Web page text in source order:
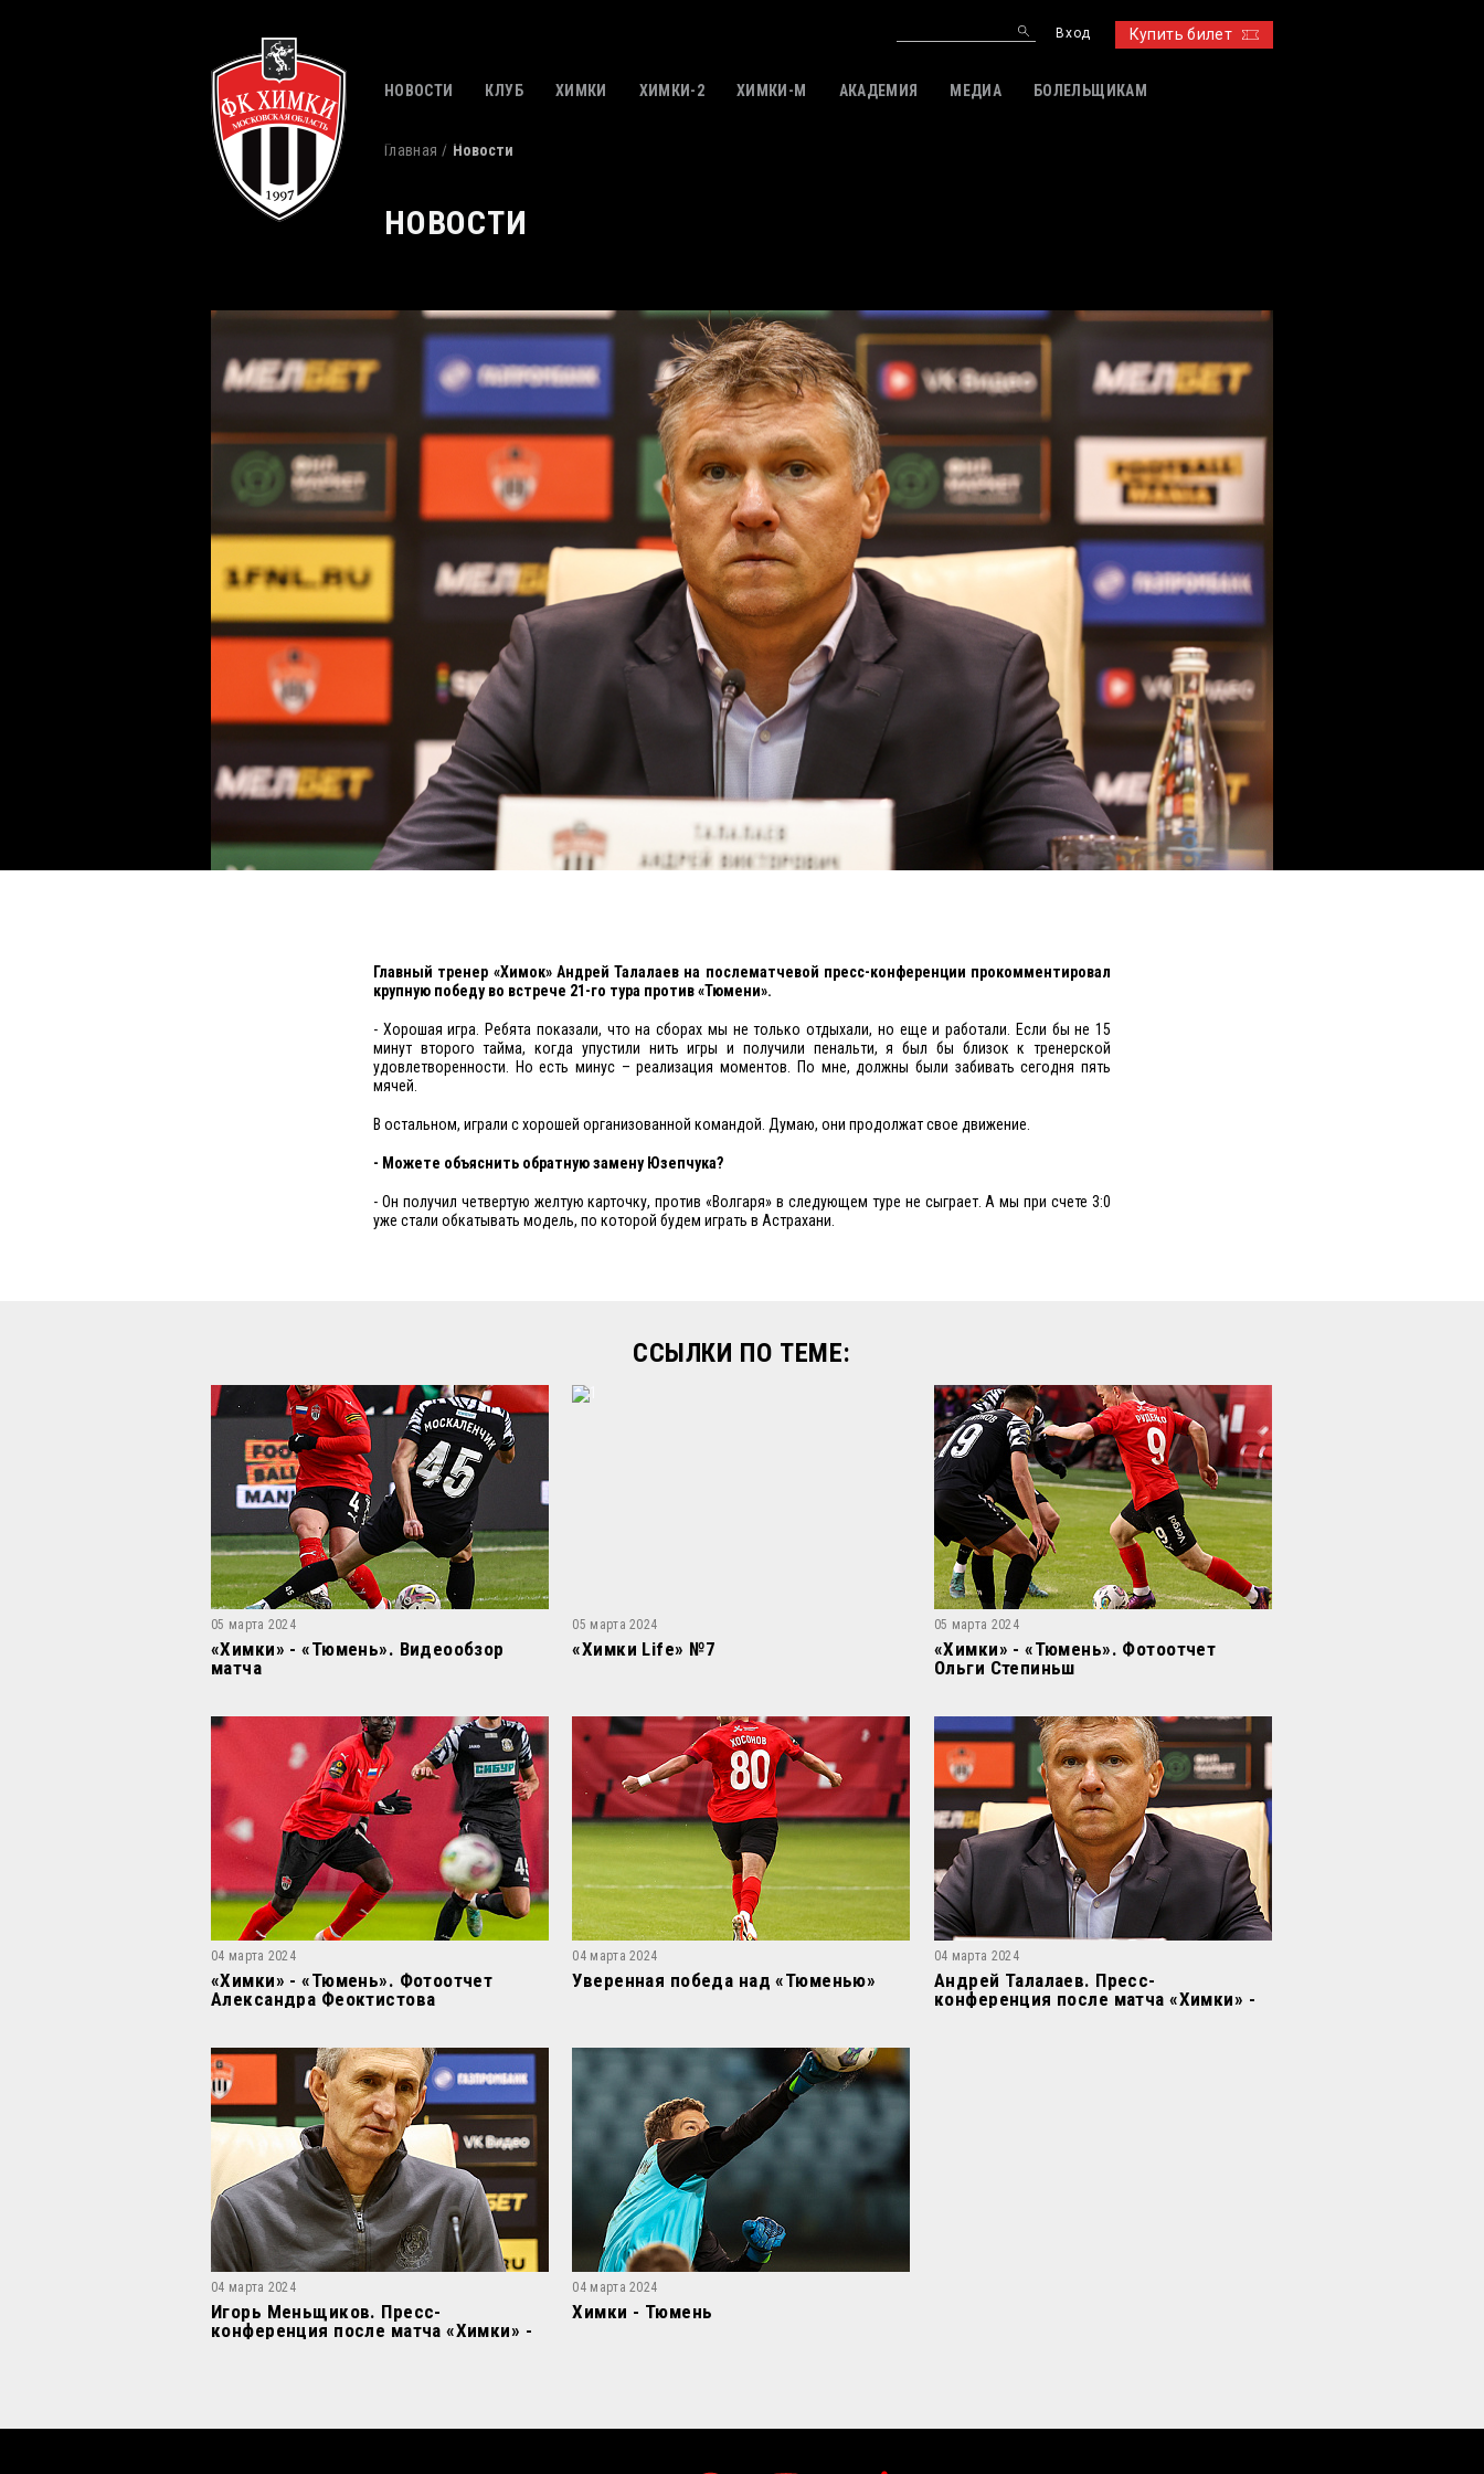
Купить билет
Вход
НОВОСТИ КЛУБ ХИМКИ ХИМКИ-2 ХИМКИ-M АКАДЕМИЯ МЕДИА БОЛЕЛЬЩИКАМ
Главная Новости
НОВОСТИ
Главный тренер «Химок» Андрей Талалаев на послематчевой пресс-конференции прокомментировал
крупную победу во встрече 21-го тура против «Тюмени».
- Хорошая игра. Ребята показали, что на сборах мы не только отдыхали, но еще и работали. Если бы не 15
минут второго тайма, когда упустили нить игры и получили пенальти, я был бы близок к тренерской
удовлетворенности. Но есть минус – реализация моментов. По мне, должны были забивать сегодня пять
мячей.
В остальном, играли с хорошей организованной командой. Думаю, они продолжат свое движение.
- Можете объяснить обратную замену Юзепчука?
- Он получил четвертую желтую карточку, против «Волгаря» в следующем туре не сыграет. А мы при счете 3:0
уже стали обкатывать модель, по которой будем играть в Астрахани.
ССЫЛКИ ПО ТЕМЕ:
05 марта 2024
«Химки» - «Тюмень». Видеообзор
матча
05 марта 2024
«Химки Life» №7
05 марта 2024
«Химки» - «Тюмень». Фотоотчет
Ольги Степиньш
04 марта 2024
«Химки» - «Тюмень». Фотоотчет
Александра Феоктистова
04 марта 2024
Уверенная победа над «Тюменью»
04 марта 2024
Андрей Талалаев. Пресс-
конференция после матча «Химки» -
04 марта 2024
Игорь Меньщиков. Пресс-
конференция после матча «Химки» -
04 марта 2024
Химки - Тюмень